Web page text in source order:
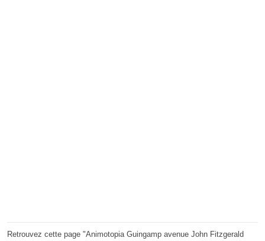
Retrouvez cette page "Animotopia Guingamp avenue John Fitzgerald